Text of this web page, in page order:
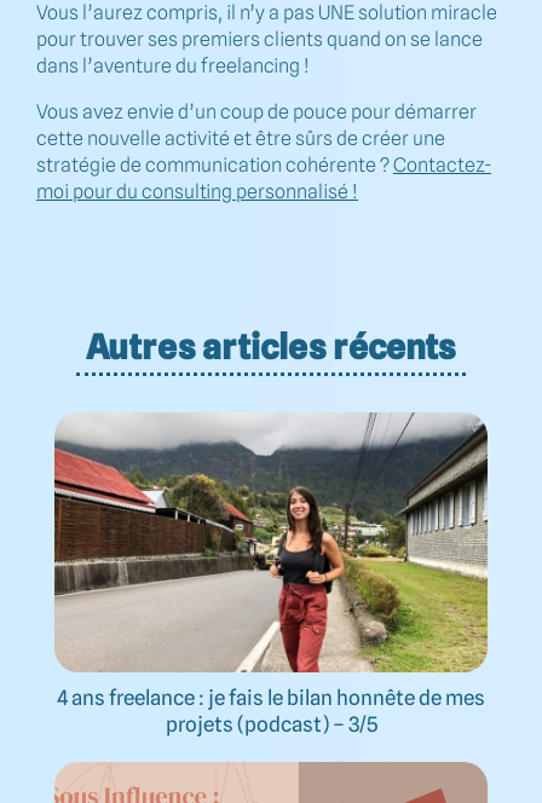
Vous l’aurez compris, il n’y a pas UNE solution miracle
pour trouver ses premiers clients quand on se lance
dans l’aventure du freelancing !
Vous avez envie d’un coup de pouce pour démarrer
cette nouvelle activité et être sûrs de créer une
stratégie de communication cohérente ?Contactez-
moi pour du consulting personnalisé !
Autres articles récents
4 ans freelance : je fais le bilan honnête de mes
projets (podcast) – 3/5